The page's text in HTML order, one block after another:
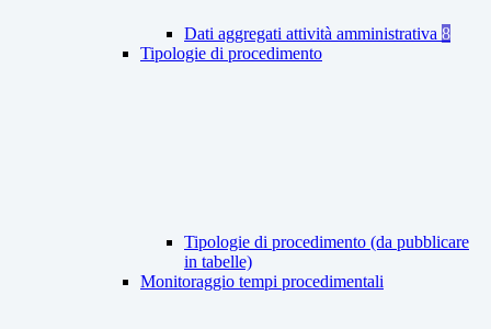
Dati aggregati attività amministrativa 8
Tipologie di procedimento
Tipologie di procedimento (da pubblicare
in tabelle)
Monitoraggio tempi procedimentali